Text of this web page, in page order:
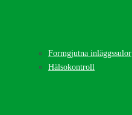
Formgjutna inläggssulor
Hälsokontroll